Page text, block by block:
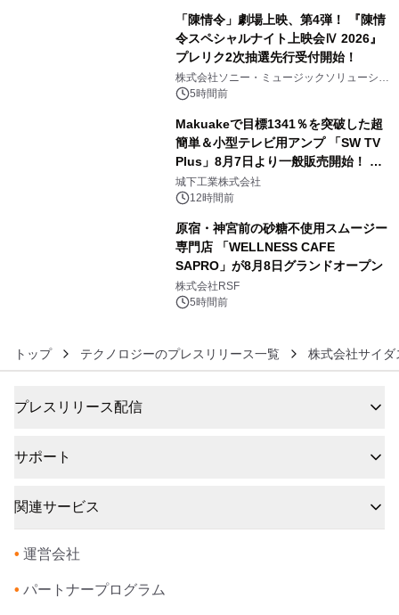
「陳情令」劇場上映、第4弾！ 『陳情
令スペシャルナイト上映会Ⅳ 2026』
プレリク2次抽選先行受付開始！
株式会社ソニー・ミュージックソリューショ
ンズ5時間前
Makuakeで目標1341％を突破した超
簡単＆小型テレビ用アンプ 「SW TV
Plus」8月7日より一般販売開始！ ケ
ーブル1本つなぐだけ、テレビの音が
ぐっと豊かに
城下工業株式会社
12時間前
原宿・神宮前の砂糖不使用スムージー
専門店 「WELLNESS CAFE
SAPRO」が8月8日グランドオープン
株式会社RSF
5時間前
トップ テクノロジーのプレスリリース一覧 株式会社サイダ
プレスリリース配信
サポート
関連サービス
• 運営会社
• パートナープログラム